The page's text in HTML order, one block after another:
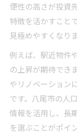
便性の高さが投資
特徴を活かすこと
見極めやすくなりま
例えば、駅近物件
の上昇が期待でき
やリノベーション
です。八尾市の人
情報を活用し、長
を選ぶことがポイ